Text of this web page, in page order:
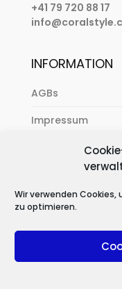
Wir verwenden Cookies,
zu optimieren.
+41 79 720 88 17
INFORMATION
AGBs
Impressum
Zahlung &